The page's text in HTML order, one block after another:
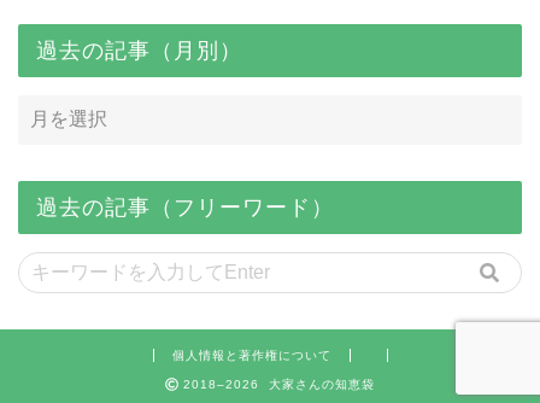
過去の記事（月別）
過去の記事（フリーワード）
個人情報と著作権について
2018–2026 大家さんの知恵袋